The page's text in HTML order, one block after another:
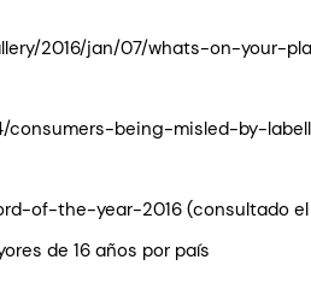
2016/jan/07/whats-on-
consumers-being-misled-by-
of-the-year-2016 (consultado el
de 16 años por país